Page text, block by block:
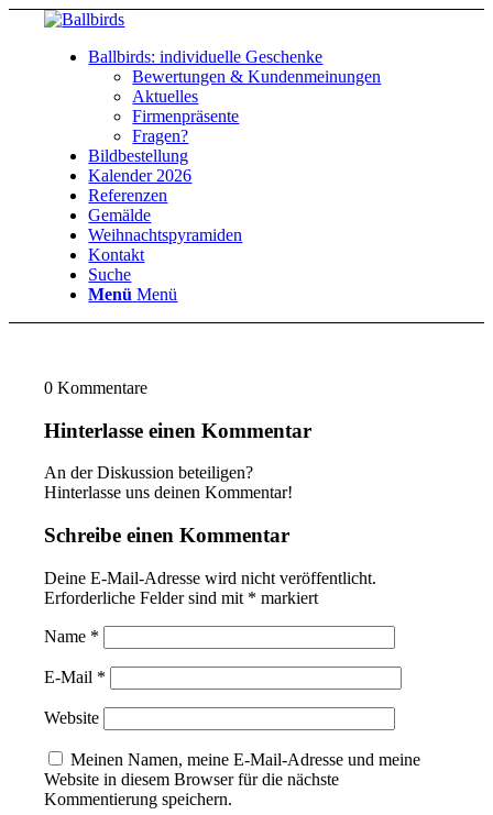
Ballbirds: individuelle Geschenke
Bewertungen & Kundenmeinungen
Aktuelles
Firmenpräsente
Fragen?
Bildbestellung
Kalender 2026
Referenzen
Gemälde
Weihnachtspyramiden
Kontakt
Suche
Menü Menü
0 Kommentare
Hinterlasse einen Kommentar
An der Diskussion beteiligen?
Hinterlasse uns deinen Kommentar!
Schreibe einen Kommentar
Deine E-Mail-Adresse wird nicht veröffentlicht.
Erforderliche Felder sind mit * markiert
Name *
E-Mail *
Website
Meinen Namen, meine E-Mail-Adresse und meine
Website in diesem Browser für die nächste
Kommentierung speichern.